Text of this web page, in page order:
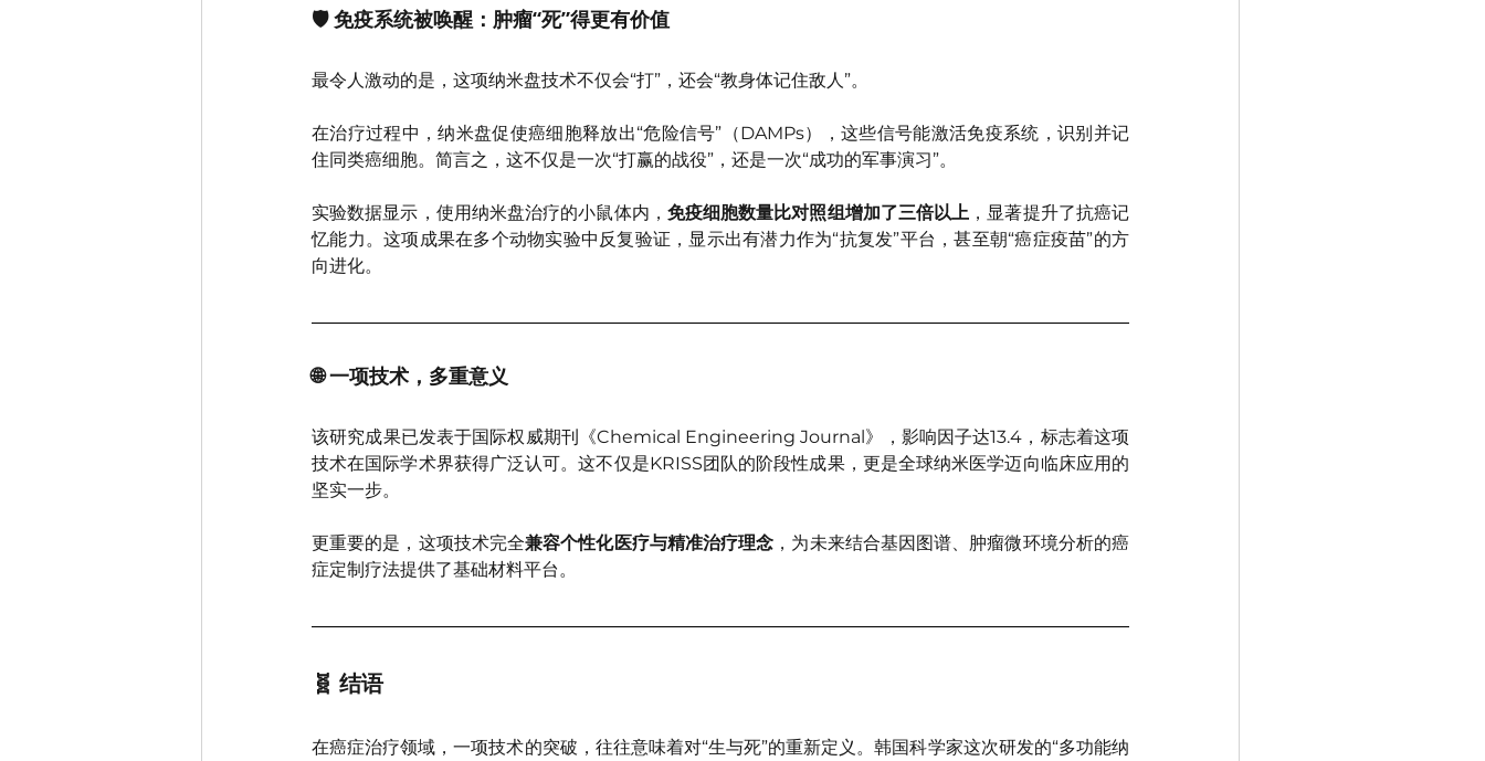
🛡️ 免疫系统被唤醒：肿瘤“死”得更有价值
最令人激动的是，这项纳米盘技术不仅会“打”，还会“教身体记住敌人”。
在治疗过程中，纳米盘促使癌细胞释放出“危险信号”（DAMPs），这些信号能激活免疫系统，识别并记
住同类癌细胞。简言之，这不仅是一次“打赢的战役”，还是一次“成功的军事演习”。
实验数据显示，使用纳米盘治疗的小鼠体内， 免疫细胞数量比对照组增加了三倍以上 ，显著提升了抗癌记
忆能力。这项成果在多个动物实验中反复验证，显示出有潜力作为“抗复发”平台，甚至朝“癌症疫苗”的方
向进化。
🌐 一项技术，多重意义
该研究成果已发表于国际权威期刊《Chemical Engineering Journal》，影响因子达13.4，标志着这项
技术在国际学术界获得广泛认可。这不仅是KRISS团队的阶段性成果，更是全球纳米医学迈向临床应用的
坚实一步。
更重要的是，这项技术完全兼容个性化医疗与精准治疗理念 ，为未来结合基因图谱、肿瘤微环境分析的癌
症定制疗法提供了基础材料平台。
🧬 结语
在癌症治疗领域，一项技术的突破，往往意味着对“生与死”的重新定义。韩国科学家这次研发的“多功能纳